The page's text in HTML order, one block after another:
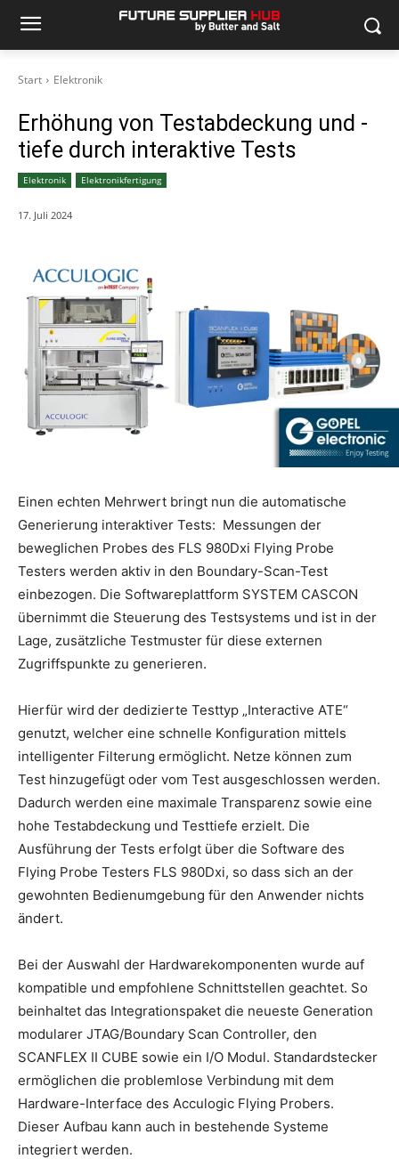
Start Elektronik
Erhöhung von Testabdeckung und -
tiefe durch interaktive Tests
Elektronik Elektronikfertigung
17. Juli 2024
Einen echten Mehrwert bringt nun die automatische
Generierung interaktiver Tests: Messungen der
beweglichen Probes des FLS 980Dxi Flying Probe
Testers werden aktiv in den Boundary-Scan-Test
einbezogen. Die Softwareplattform SYSTEM CASCON
übernimmt die Steuerung des Testsystems und ist in der
Lage, zusätzliche Testmuster für diese externen
Zugriffspunkte zu generieren.
Hierfür wird der dedizierte Testtyp „Interactive ATE“
genutzt, welcher eine schnelle Konfiguration mittels
intelligenter Filterung ermöglicht. Netze können zum
Test hinzugefügt oder vom Test ausgeschlossen werden.
Dadurch werden eine maximale Transparenz sowie eine
hohe Testabdeckung und Testtiefe erzielt. Die
Ausführung der Tests erfolgt über die Software des
Flying Probe Testers FLS 980Dxi, so dass sich an der
gewohnten Bedienumgebung für den Anwender nichts
ändert.
Bei der Auswahl der Hardwarekomponenten wurde auf
kompatible und empfohlene Schnittstellen geachtet. So
beinhaltet das Integrationspaket die neueste Generation
modularer JTAG/Boundary Scan Controller, den
SCANFLEX II CUBE sowie ein I/O Modul. Standardstecker
ermöglichen die problemlose Verbindung mit dem
Hardware-Interface des Acculogic Flying Probers.
Dieser Aufbau kann auch in bestehende Systeme
integriert werden.